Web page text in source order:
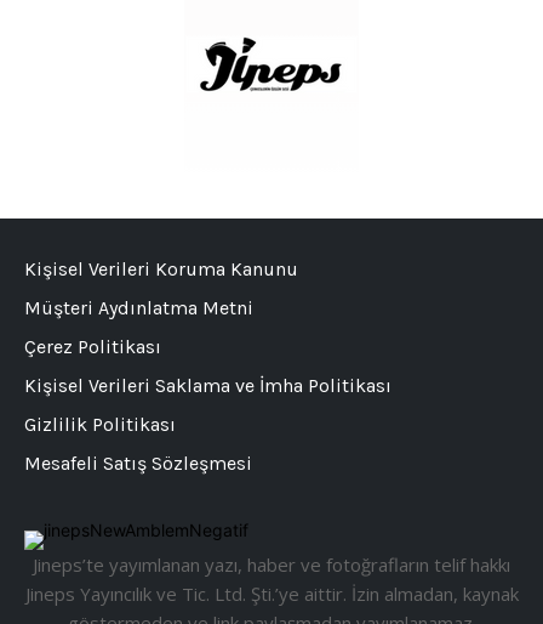
Jineps’te yayımlanan yazı, haber ve fotoğrafların telif hakkı
Jineps Yayıncılık ve Tic. Ltd. Şti.’ye aittir. İzin almadan, kaynak
Kişisel Verileri Koruma Kanunu
Müşteri Aydınlatma Metni
Çerez Politikası
Kişisel Verileri Saklama ve İmha Politikası
Gizlilik Politikası
Mesafeli Satış Sözleşmesi